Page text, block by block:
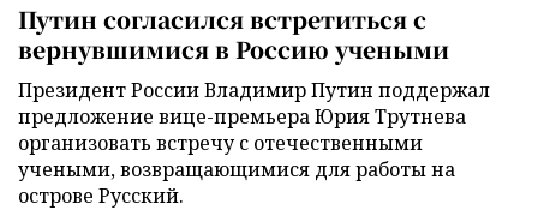
Путин согласился встретиться с
вернувшимися в Россию учеными
Президент России Владимир Путин поддержал
предложение вице-премьера Юрия Трутнева
организовать встречу с отечественными
учеными, возвращающимися для работы на
острове Русский.